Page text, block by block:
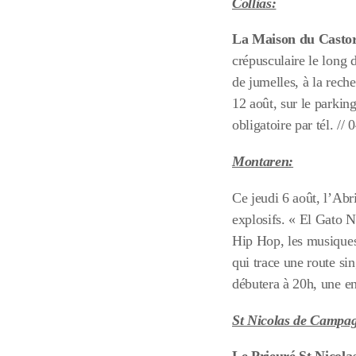
Collias:
La Maison du
crépusculaire le long
de jumelles, à la
12 août, sur le
obligatoire par tél. //
Montaren:
Ce jeudi 6 août,
explosifs. « El Gato
Hip Hop, les
qui trace une route
débutera à 20h, une
St Nicolas de